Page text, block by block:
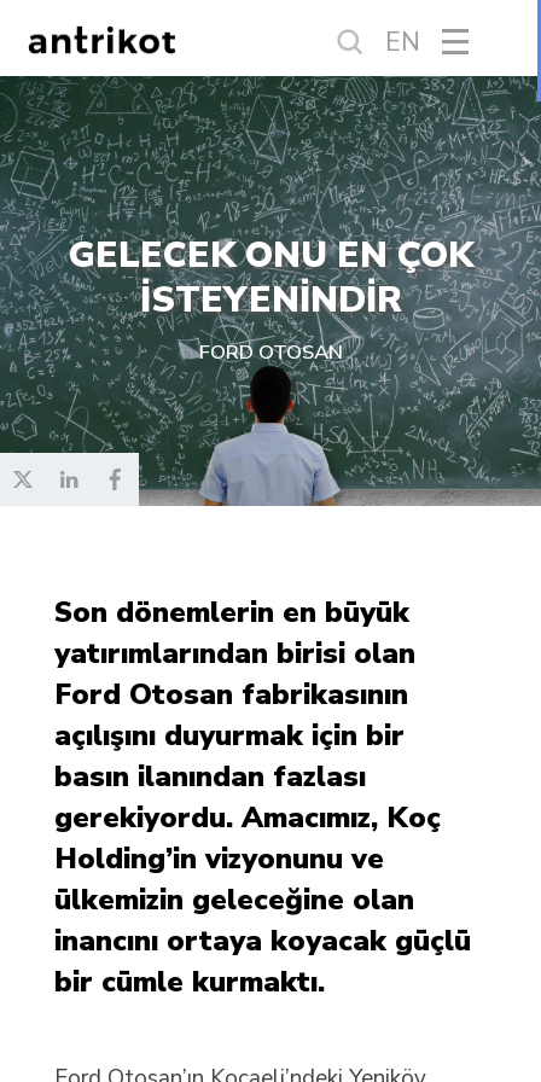
EN
GELECEK ONU EN ÇOK
İSTEYENİNDİR
FORD OTOSAN
Son dönemlerin en büyük
yatırımlarından birisi olan
Ford Otosan fabrikasının
açılışını duyurmak için bir
basın ilanından fazlası
gerekiyordu. Amacımız, Koç
Holding’in vizyonunu ve
ülkemizin geleceğine olan
inancını ortaya koyacak güçlü
bir cümle kurmaktı.